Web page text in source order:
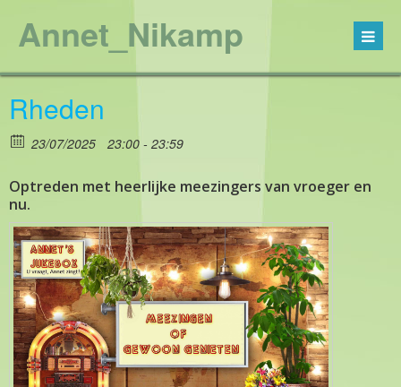
Annet_Nikamp
Rheden
23/07/2025 23:00 - 23:59
Optreden met heerlijke meezingers van vroeger en
nu.